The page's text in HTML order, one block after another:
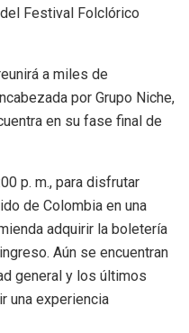
Festival Folclórico
a miles de
por Grupo Niche,
en su fase final de
p. m., para disfrutar
de Colombia en una
adquirir la boletería
Aún se encuentran
general y los últimos
una experiencia